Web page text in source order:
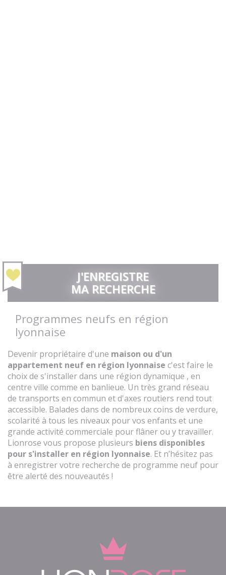
J'ENREGISTRE
MA RECHERCHE
Programmes neufs en région
lyonnaise
Devenir propriétaire d'une maison ou d'un
appartement neuf en région lyonnaise c'est faire le
choix de s'installer dans une région dynamique , en
centre ville comme en banlieue. Un très grand réseau
de transports en commun et d'axes routiers rend tout
accessible. Balades dans de nombreux coins de verdure,
scolarité à tous les niveaux pour vos enfants et une
grande activité commerciale pour flâner ou y travailler.
Lionrose vous propose plusieurs biens disponibles
pour s'installer en région lyonnaise. Et n’hésitez pas
à enregistrer votre recherche de programme neuf pour
être alerté des nouveautés !